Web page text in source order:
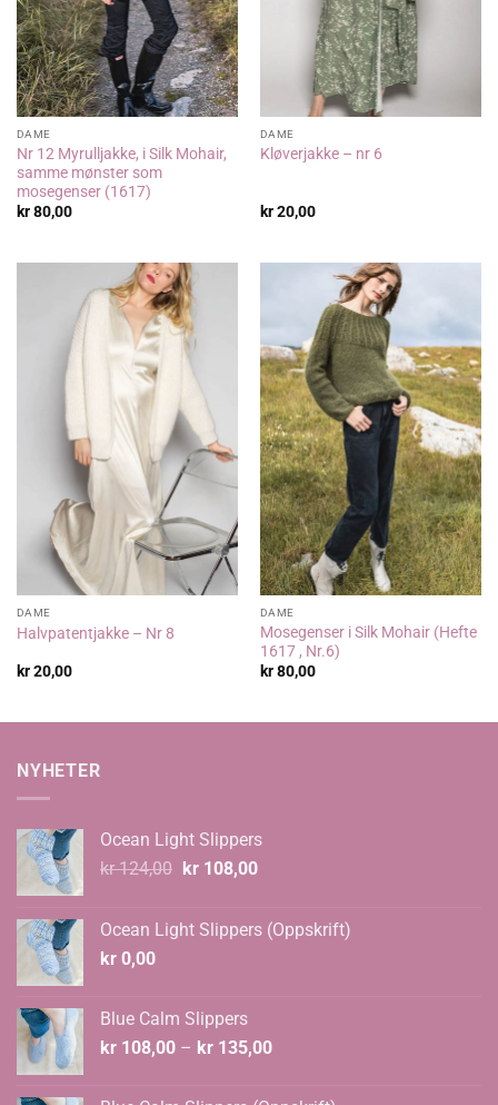
DAME
Nr 12 Myrulljakke, i Silk Mohair,
samme mønster som
mosegenser (1617)
kr80,00
DAME
Kløverjakke – nr 6
kr20,00
DAME
Halvpatentjakke – Nr 8
kr20,00
DAME
Mosegenser i Silk Mohair (Hefte
1617 , Nr.6)
kr80,00
NYHETER
Ocean Light Slippers
kr124,00 Opprinnelig
kr 124,00.
kr108,00Nåværende
kr 108,00.
Ocean Light Slippers (Oppskrift)
kr 0,00
Blue Calm Slippers
kr 108,00 – kr 135,00Prisområde: